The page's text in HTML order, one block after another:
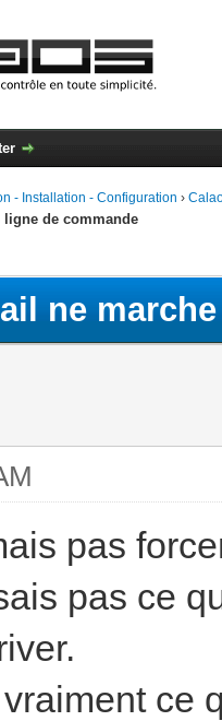
- Installation - Configuration ›
de commande
ne
pas
pas ce
ce